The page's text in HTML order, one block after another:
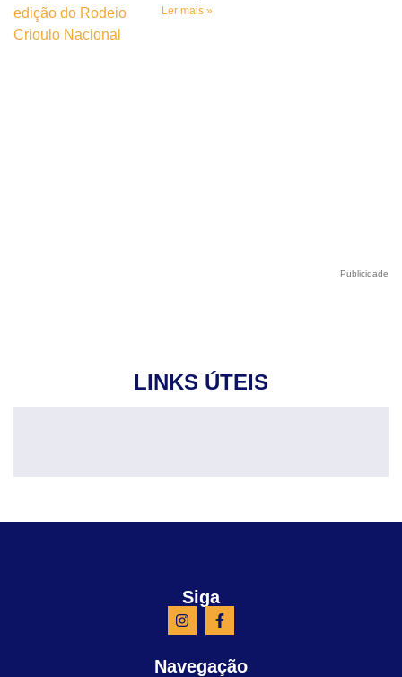
Ler mais »
Publicidade
LINKS ÚTEIS
Siga
Navegação